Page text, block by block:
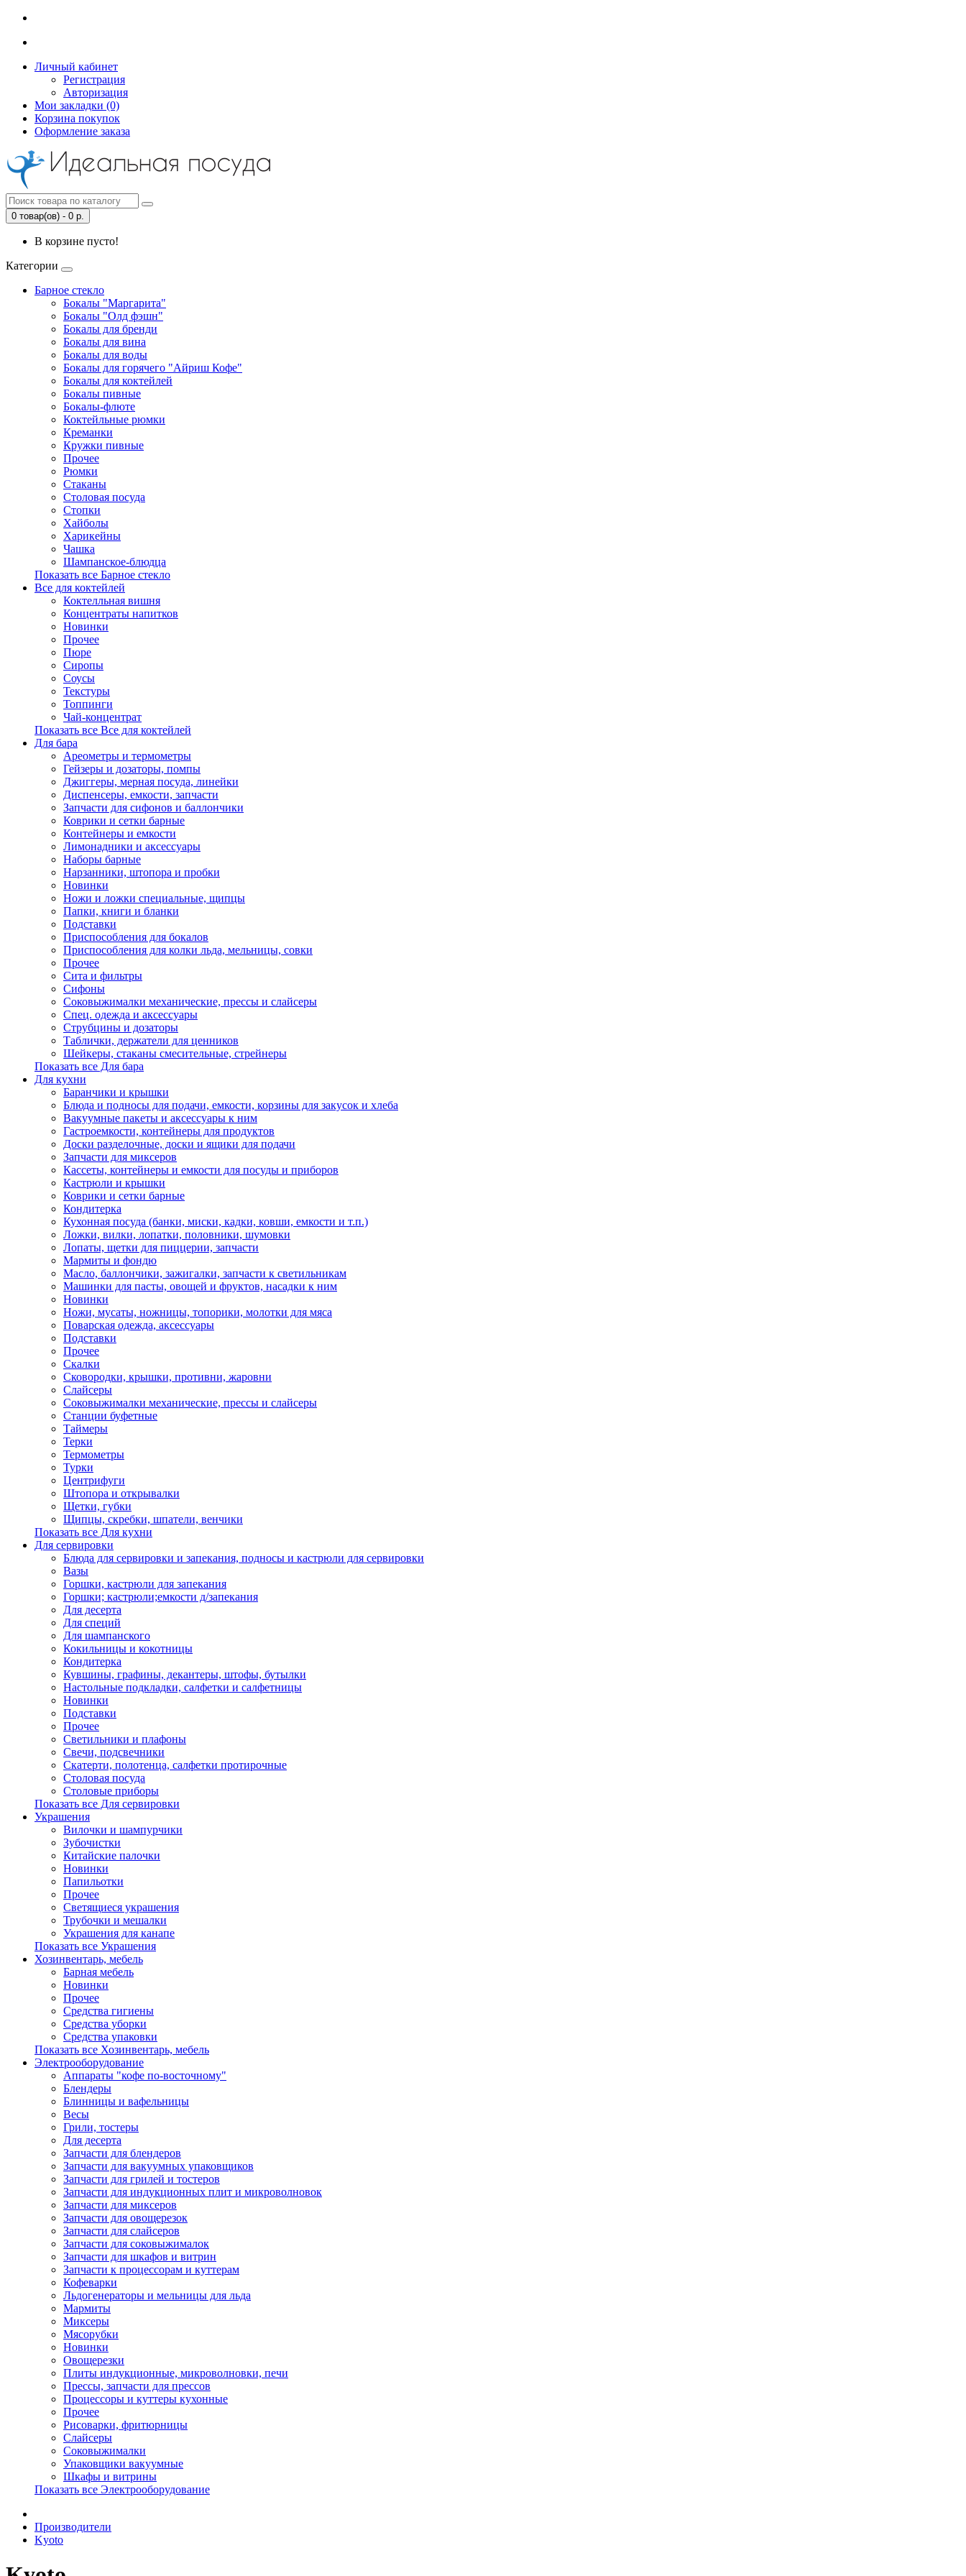
Личный кабинет
Регистрация
Авторизация
Мои закладки (0)
Корзина покупок
Оформление заказа
0 товар(ов) - 0 р.
В корзине пусто!
Категории
Барное стекло
Бокалы "Маргарита"
Бокалы "Олд фэшн"
Бокалы для бренди
Бокалы для вина
Бокалы для воды
Бокалы для горячего "Айриш Кофе"
Бокалы для коктейлей
Бокалы пивные
Бокалы-флюте
Коктейльные рюмки
Креманки
Кружки пивные
Прочее
Рюмки
Стаканы
Столовая посуда
Стопки
Хайболы
Харикейны
Чашка
Шампанское-блюдца
Показать все Барное стекло
Все для коктейлей
Коктелльная вишня
Концентраты напитков
Новинки
Прочее
Пюре
Сиропы
Соусы
Текстуры
Топпинги
Чай-концентрат
Показать все Все для коктейлей
Для бара
Ареометры и термометры
Гейзеры и дозаторы, помпы
Джиггеры, мерная посуда, линейки
Диспенсеры, емкости, запчасти
Запчасти для сифонов и баллончики
Коврики и сетки барные
Контейнеры и емкости
Лимонадники и аксессуары
Наборы барные
Нарзанники, штопора и пробки
Новинки
Ножи и ложки специальные, щипцы
Папки, книги и бланки
Подставки
Приспособления для бокалов
Приспособления для колки льда, мельницы, совки
Прочее
Сита и фильтры
Сифоны
Соковыжималки механические, прессы и слайсеры
Спец. одежда и аксессуары
Струбцины и дозаторы
Таблички, держатели для ценников
Шейкеры, стаканы смесительные, стрейнеры
Показать все Для бара
Для кухни
Баранчики и крышки
Блюда и подносы для подачи, емкости, корзины для закусок и хлеба
Вакуумные пакеты и аксессуары к ним
Гастроемкости, контейнеры для продуктов
Доски разделочные, доски и ящики для подачи
Запчасти для миксеров
Кассеты, контейнеры и емкости для посуды и приборов
Кастрюли и крышки
Коврики и сетки барные
Кондитерка
Кухонная посуда (банки, миски, кадки, ковши, емкости и т.п.)
Ложки, вилки, лопатки, половники, шумовки
Лопаты, щетки для пиццерии, запчасти
Мармиты и фондю
Масло, баллончики, зажигалки, запчасти к светильникам
Машинки для пасты, овощей и фруктов, насадки к ним
Новинки
Ножи, мусаты, ножницы, топорики, молотки для мяса
Поварская одежда, аксессуары
Подставки
Прочее
Скалки
Сковородки, крышки, противни, жаровни
Слайсеры
Соковыжималки механические, прессы и слайсеры
Станции буфетные
Таймеры
Терки
Термометры
Турки
Центрифуги
Штопора и открывалки
Щетки, губки
Щипцы, скребки, шпатели, венчики
Показать все Для кухни
Для сервировки
Блюда для сервировки и запекания, подносы и кастрюли для сервировки
Вазы
Горшки, кастрюли для запекания
Горшки; кастрюли;емкости д/запекания
Для десерта
Для специй
Для шампанского
Кокильницы и кокотницы
Кондитерка
Кувшины, графины, декантеры, штофы, бутылки
Настольные подкладки, салфетки и салфетницы
Новинки
Подставки
Прочее
Светильники и плафоны
Свечи, подсвечники
Скатерти, полотенца, салфетки протирочные
Столовая посуда
Столовые приборы
Показать все Для сервировки
Украшения
Вилочки и шампурчики
Зубочистки
Китайские палочки
Новинки
Папильотки
Прочее
Светящиеся украшения
Трубочки и мешалки
Украшения для канапе
Показать все Украшения
Хозинвентарь, мебель
Барная мебель
Новинки
Прочее
Средства гигиены
Средства уборки
Средства упаковки
Показать все Хозинвентарь, мебель
Электрооборудование
Аппараты "кофе по-восточному"
Блендеры
Блинницы и вафельницы
Весы
Грили, тостеры
Для десерта
Запчасти для блендеров
Запчасти для вакуумных упаковщиков
Запчасти для грилей и тостеров
Запчасти для индукционных плит и микроволновок
Запчасти для миксеров
Запчасти для овощерезок
Запчасти для слайсеров
Запчасти для соковыжималок
Запчасти для шкафов и витрин
Запчасти к процессорам и куттерам
Кофеварки
Льдогенераторы и мельницы для льда
Мармиты
Миксеры
Мясорубки
Новинки
Овощерезки
Плиты индукционные, микроволновки, печи
Прессы, запчасти для прессов
Процессоры и куттеры кухонные
Прочее
Рисоварки, фритюрницы
Слайсеры
Соковыжималки
Упаковщики вакуумные
Шкафы и витрины
Показать все Электрооборудование
Производители
Kyoto